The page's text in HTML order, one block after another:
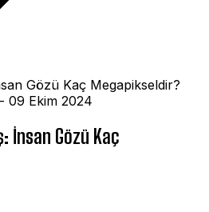
Gözü Kaç Megapikseldir?
- 09 Ekim 2024
İnsan Gözü Kaç